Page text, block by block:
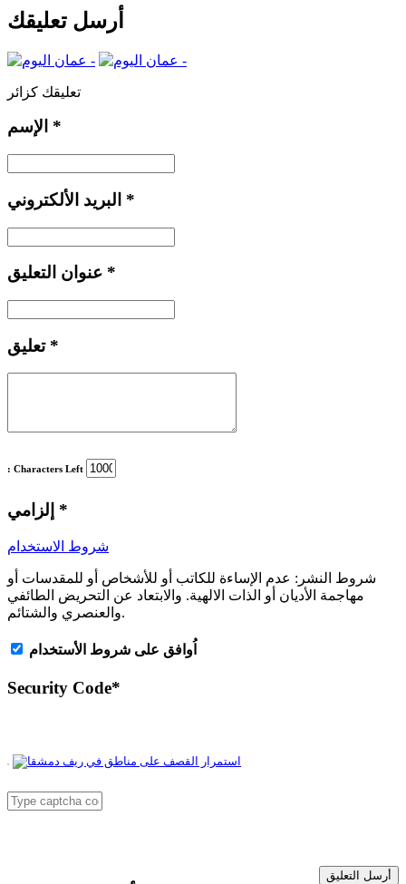
أرسل تعليقك
تعليقك كزائر
*
*
*
تعليق *
: Characters Left
*
شروط الاستخدام
شروط النشر: عدم الإساءة للكاتب أو للأشخاص أو للمقدسات أو
مهاجمة الأديان أو الذات الالهية. والابتعاد عن التحريض الطائفي
والعنصري والشتائم.
اُوافق على شروط الأستخدام
Security Code*
أرسل التعليق